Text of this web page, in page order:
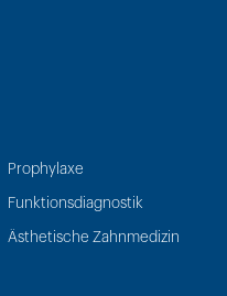
Prophylaxe
Funktionsdiagnostik
Ästhetische Zahnmedizin